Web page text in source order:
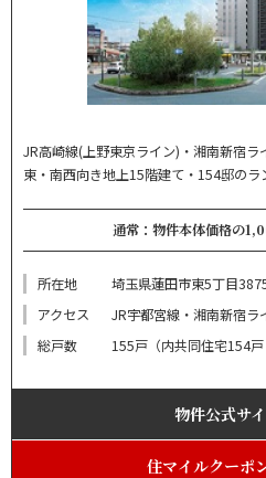
JR高崎線(上野東京ライン)・湘南新宿
東・南西向き地上15階建て・154邸のラ
通常：物件本体価格の
所在地
埼玉県蓮田市東5丁目
アクセス
JR宇都宮線・湘南新宿
総戸数
155戸（内共同住宅154戸
物件公式サ
住マイルクーポ